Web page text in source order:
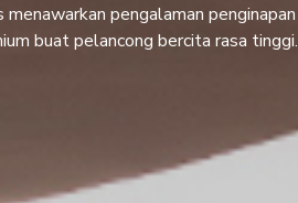
pengalaman penginapan
buat pelancong bercita rasa tinggi.